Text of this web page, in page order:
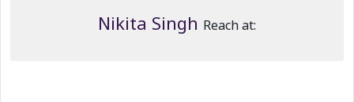
Nikita Singh Reach at: